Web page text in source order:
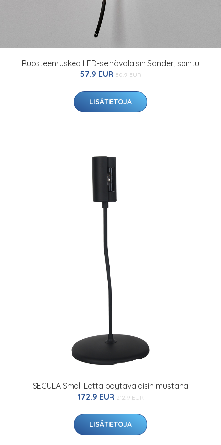
Ruosteenruskea LED-seinävalaisin Sander, soihtu
57.9 EUR 80.9 EUR
LISÄTIETOJA
SEGULA Small Letta pöytävalaisin mustana
172.9 EUR 212.9 EUR
LISÄTIETOJA